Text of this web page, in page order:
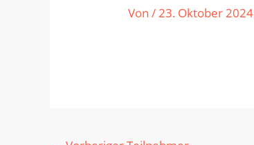
Von/23. Oktober 2024